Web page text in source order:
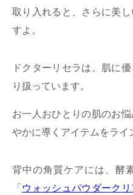
取り入れると、さらに美
すよ。
ドクターリセラは、肌に優
り扱っています。
お一人おひとりの肌のお
やかに導くアイテムをライ
背中の角質ケアには、酵
「 ウォッシュパウダークリ